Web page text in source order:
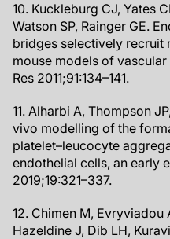
10. Kuckleburg CJ, Yates
Watson SP, Rainger GE.
bridges selectively recruit
mouse models of
Res 2011;91:134–141.
11. Alharbi A, Thompson
vivo modelling of the
platelet–leucocyte
endothelial cells, an early
2019;19:321–337.
12. Chimen M, Evryviadou
Hazeldine J, Dib LH,